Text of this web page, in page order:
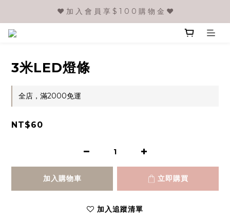
❤️ 加 入 會 員 享 $ 1 0 0 購 物 金 ❤️
3米LED燈條
全店，滿2000免運
NT$60
加入購物車 立即購買
加入追蹤清單